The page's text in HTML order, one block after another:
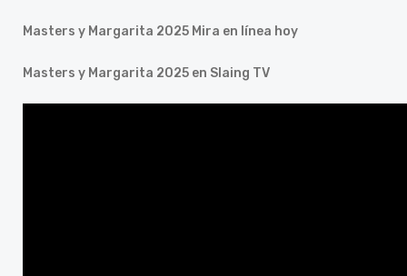
Masters y Margarita 2025 Mira en línea hoy
Masters y Margarita 2025 en Slaing TV